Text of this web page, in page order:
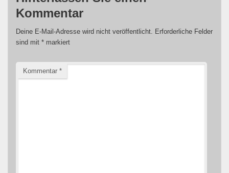
Kommentar
Deine E-Mail-Adresse wird nicht veröffentlicht.
Erforderliche Felder
sind mit * markiert
Kommentar *